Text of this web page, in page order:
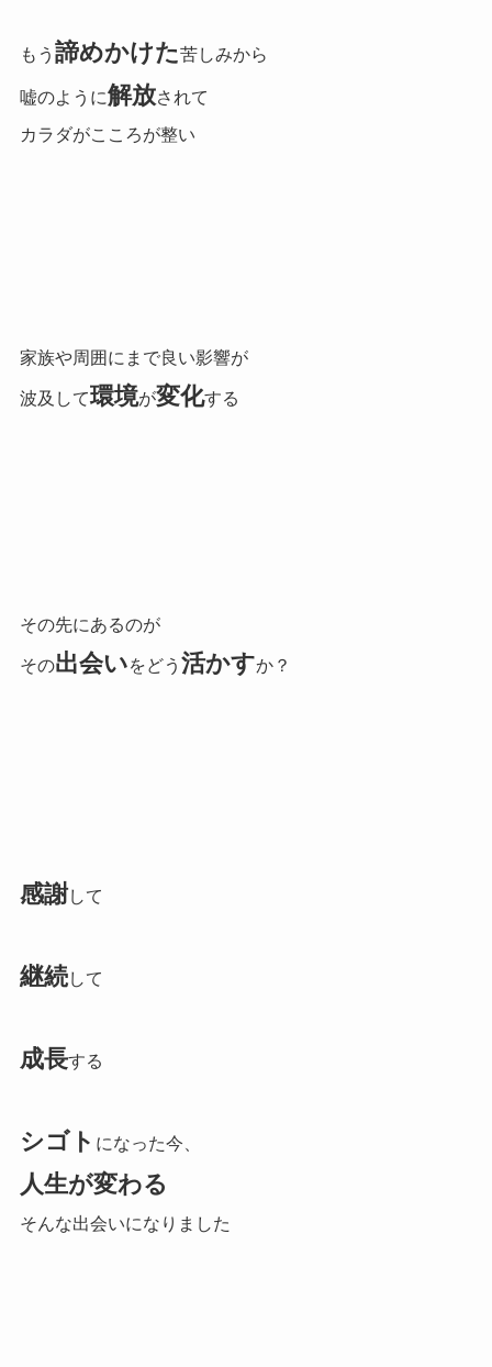
もう 諦めかけた苦しみから
嘘のように解放されて
カラダがこころが整い
家族や周囲にまで良い影響が
波及して環境が変化する
その先にあるのが
その出会いをどう 活かすか？
感謝して
継続して
成長する
シゴト になった今、
人生が変わる
そんな出会いになりました